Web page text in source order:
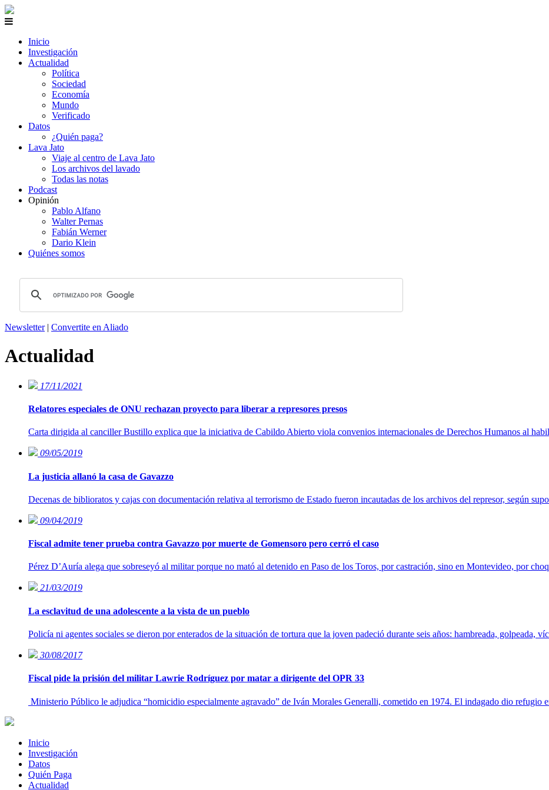
Inicio
Investigación
Actualidad
Política
Sociedad
Economía
Mundo
Verificado
Datos
¿Quién paga?
Lava Jato
Viaje al centro de Lava Jato
Los archivos del lavado
Todas las notas
Podcast
Opinión
Pablo Alfano
Walter Pernas
Fabián Werner
Dario Klein
Quiénes somos
Newsletter| Convertite en Aliado
Actualidad
17/11/2021
Relatores especiales de ONU rechazan proyecto para liberar a represores presos
Carta dirigida al canciller Bustillo explica que la iniciativa de Cabildo Abierto viola convenios internacionales de Derechos Humanos al
09/05/2019
La justicia allanó la casa de Gavazzo
Decenas de biblioratos y cajas con documentación relativa al terrorismo de Estado fueron incautadas de los archivos del represor, según supo
09/04/2019
Fiscal admite tener prueba contra Gavazzo por muerte de Gomensoro pero cerró el caso
Pérez D’Auría alega que sobreseyó al militar porque no mató al detenido en Paso de los Toros, por castración, sino en Montevideo, por
21/03/2019
La esclavitud de una adolescente a la vista de un pueblo
Policía ni agentes sociales se dieron por enterados de la situación de tortura que la joven padeció durante seis años: hambreada, golpeada,
30/08/2017
Fiscal pide la prisión del militar Lawrie Rodríguez por matar a dirigente del OPR 33
Ministerio Público le adjudica “homicidio especialmente agravado” de Iván Morales Generalli, cometido en 1974. El indagado dio refugio
Inicio
Investigación
Datos
Quién Paga
Actualidad